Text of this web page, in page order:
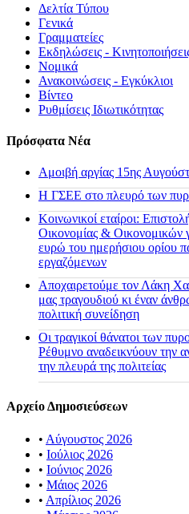
Δελτία Τύπου
Γενικά
Γραμματείες
Εκδηλώσεις -
Νομικά
Ανακοινώσεις - Εγκύκλιοι
Βίντεο
Ρυθμίσεις Ιδιωτικότητας
Πρόσφατα Νέα
Αμοιβή αργίας 15ης
H ΓΣΕΕ στο πλευρό των
Κοινωνικοί εταίροι:
Οικονομίας & Οικονομικών
ευρώ του ημερήσιου ορίου
εργαζόμενων
Αποχαιρετούμε τον Λάκη
μας τραγουδιού κι έναν
πολιτική συνείδηση
Οι τραγικοί θάνατοι των
Ρέθυμνο αναδεικνύουν την
την πλευρά της πολιτείας
Αρχείο Δημοσιεύσεων
• Αύγουστος 2026
• Ιούλιος 2026
• Ιούνιος 2026
• Μάιος 2026
• Απρίλιος 2026